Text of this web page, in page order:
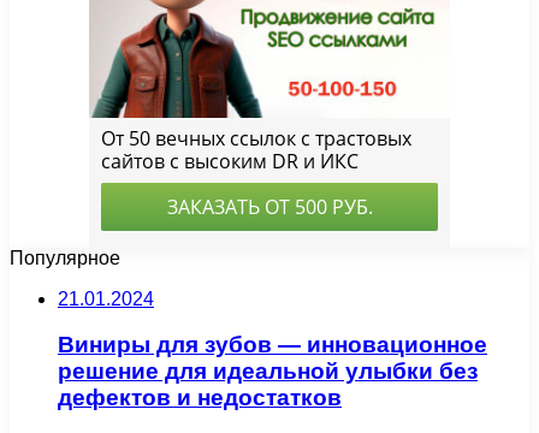
Популярное
21.01.2024
Виниры для зубов — инновационное
решение для идеальной улыбки без
дефектов и недостатков